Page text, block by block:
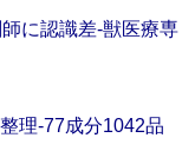
に認識差‐獣医療専
理‐77成分1042品